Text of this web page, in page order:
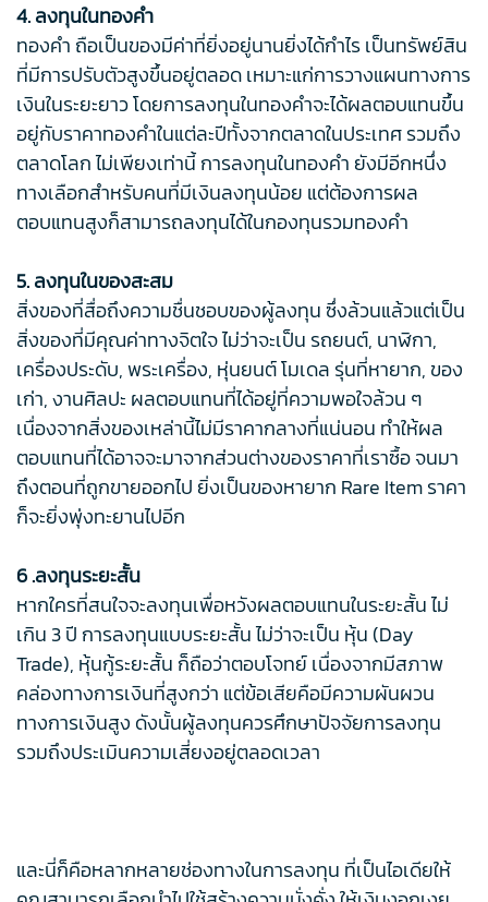
4. ลงทุนในทองคำ
ทองคำ ถือเป็นของมีค่าที่ยิ่งอยู่นานยิ่งได้กำไร เป็นทรัพย์สิน
ที่มีการปรับตัวสูงขึ้นอยู่ตลอด เหมาะแก่การวางแผนทางการ
เงินในระยะยาว โดยการลงทุนในทองคำจะได้ผลตอบแทนขึ้น
อยู่กับราคาทองคำในแต่ละปีทั้งจากตลาดในประเทศ รวมถึง
ตลาดโลก ไม่เพียงเท่านี้ การลงทุนในทองคำ ยังมีอีกหนึ่ง
ทางเลือกสำหรับคนที่มีเงินลงทุนน้อย แต่ต้องการผล
ตอบแทนสูงก็สามารถลงทุนได้ในกองทุนรวมทองคำ
5. ลงทุนในของสะสม
สิ่งของที่สื่อถึงความชื่นชอบของผู้ลงทุน ซึ่งล้วนแล้วแต่เป็น
สิ่งของที่มีคุณค่าทางจิตใจ ไม่ว่าจะเป็น รถยนต์, นาฬิกา,
เครื่องประดับ, พระเครื่อง, หุ่นยนต์ โมเดล รุ่นที่หายาก, ของ
เก่า, งานศิลปะ ผลตอบแทนที่ได้อยู่ที่ความพอใจล้วน ๆ
เนื่องจากสิ่งของเหล่านี้ไม่มีราคากลางที่แน่นอน ทำให้ผล
ตอบแทนที่ได้อาจจะมาจากส่วนต่างของราคาที่เราซื้อ จนมา
ถึงตอนที่ถูกขายออกไป ยิ่งเป็นของหายาก Rare Item ราคา
ก็จะยิ่งพุ่งทะยานไปอีก
6 .ลงทุนระยะสั้น
หากใครที่สนใจจะลงทุนเพื่อหวังผลตอบแทนในระยะสั้น ไม่
เกิน 3 ปี การลงทุนแบบระยะสั้น ไม่ว่าจะเป็น หุ้น (Day
Trade), หุ้นกู้ระยะสั้น ก็ถือว่าตอบโจทย์ เนื่องจากมีสภาพ
คล่องทางการเงินที่สูงกว่า แต่ข้อเสียคือมีความผันผวน
ทางการเงินสูง ดังนั้นผู้ลงทุนควรศึกษาปัจจัยการลงทุน
รวมถึงประเมินความเสี่ยงอยู่ตลอดเวลา
และนี่ก็คือหลากหลายช่องทางในการลงทุน ที่เป็นไอเดียให้